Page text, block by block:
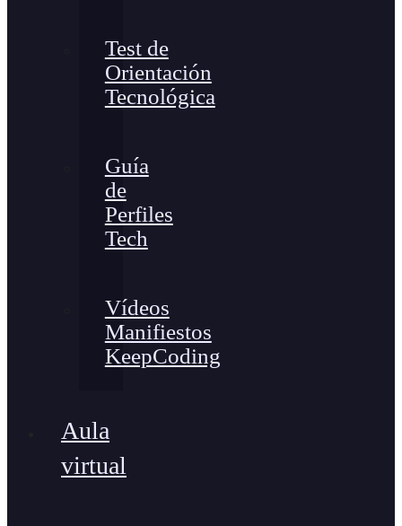
Test de
Orientación
Tecnológica
Guía
de
Perfiles
Tech
Vídeos
Manifiestos
KeepCoding
Aula
virtual